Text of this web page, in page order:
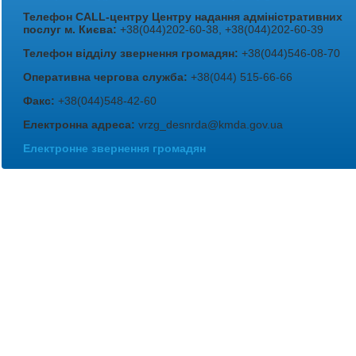
Телефон CALL-центру Центру надання адміністративних
послуг м. Києва: +38(044)202-60-38, +38(044)202-60-39
Телефон відділу звернення громадян: +38(044)546-08-70
Оперативна чергова служба: +38(044) 515-66-66
Факс: +38(044)548-42-60
Електронна адреса: vrzg_desnrda@kmda.gov.ua
Електронне звернення громадян